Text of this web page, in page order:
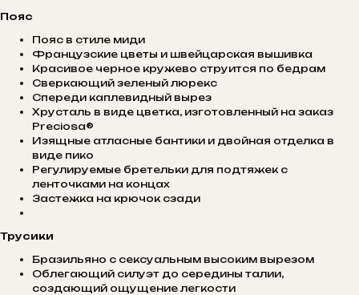
Пояс
Пояс в стиле миди
Французские цветы и швейцарская вышивка
Красивое черное кружево струится по бедрам
Сверкающий зеленый люрекс
Спереди каплевидный вырез
Хрусталь в виде цветка, изготовленный на заказ
Preciosa®
Изящные атласные бантики и двойная отделка в
виде пико
Регулируемые бретельки для подтяжек с
ленточками на концах
Застежка на крючок сзади
Трусики
Бразильяно с сексуальным высоким вырезом
Облегающий силуэт до середины талии,
создающий ощущение легкости